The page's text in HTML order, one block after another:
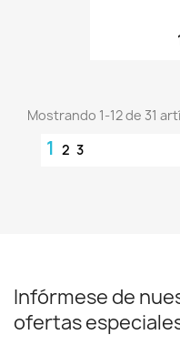
Mostrando 1-12 de 31
1 2 3
Infórmese de
ofertas